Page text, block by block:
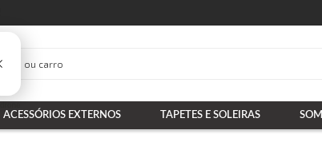
ACESSÓRIOS EXTERNOS TAPETES E SOLEIRAS